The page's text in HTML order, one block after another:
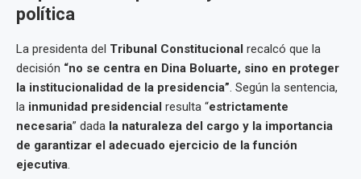
política
La presidenta del Tribunal Constitucional recalcó que la
decisión “no se centra en Dina Boluarte, sino en proteger
la institucionalidad de la presidencia”. Según la sentencia,
la inmunidad presidencial resulta “estrictamente
necesaria” dada la naturaleza del cargo y la importancia
de garantizar el adecuado ejercicio de la función
ejecutiva.